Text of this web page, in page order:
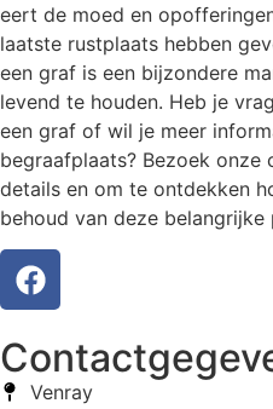
eert de moed en
laatste rustplaats hebben
een graf is een bijzondere
levend te houden. Heb je
een graf of wil je meer
begraafplaats? Bezoek
details en om te ontdekken
behoud van deze belangrijke
Venray